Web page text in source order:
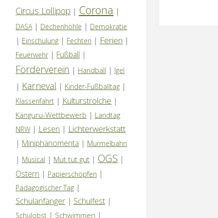
Circus Lollipop | Corona |
DASA| Dechenhöhle | Demokratie
| Einschulung | Fechten | Ferien |
Feuerwehr | Fußball |
Förderverein | Handball | Igel
| Karneval | Kinder-Fußballtag |
Klassenfahrt | Kulturstrolche |
Känguru-Wettbewerb | Landtag
NRW | Lesen | Lichterwerkstatt
| Miniphänomenta | Murmelbahn
| Musical | Mut tut gut | OGS |
Ostern | Papierschöpfen |
Pädagogischer Tag |
Schulanfänger | Schulfest |
Schulobst | Schwimmen |